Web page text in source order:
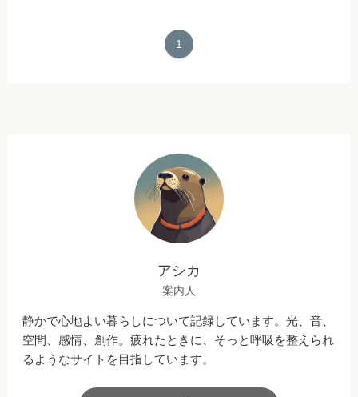
1
アシカ
案内人
静かで心地よい暮らしについて記録しています。光、音、
空間、感情、創作。疲れたときに、そっと呼吸を整えられ
るようなサイトを目指しています。